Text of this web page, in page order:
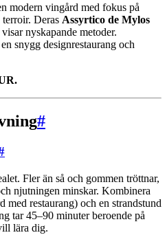
modern vingård med fokus på
Deras Assyrtico de Mylos
nyskapande metoder.
snygg designrestaurang och
#
Fler än så och gommen tröttnar,
njutningen minskar. Kombinera
med restaurang) och en strandstund
tar 45–90 minuter beroende på
lära dig.